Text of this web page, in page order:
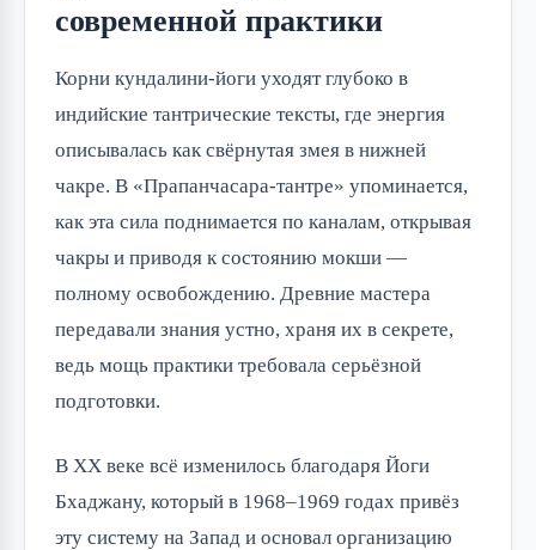
современной практики
Корни кундалини-йоги уходят глубоко в
индийские тантрические тексты, где энергия
описывалась как свёрнутая змея в нижней
чакре. В «Прапанчасара-тантре» упоминается,
как эта сила поднимается по каналам, открывая
чакры и приводя к состоянию мокши —
полному освобождению. Древние мастера
передавали знания устно, храня их в секрете,
ведь мощь практики требовала серьёзной
подготовки.
В XX веке всё изменилось благодаря Йоги
Бхаджану, который в 1968–1969 годах привёз
эту систему на Запад и основал организацию